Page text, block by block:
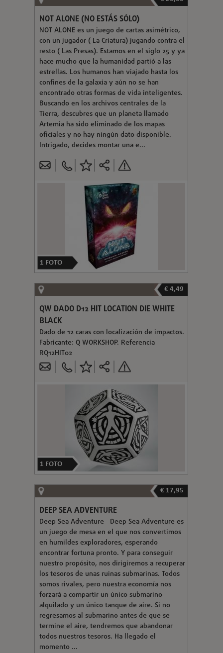
NOT ALONE (NO ESTÁS SÓLO)
NOT ALONE es un juego de cartas asimétrico,
con un jugador ( La Criatura) jugando contra el
resto ( Las Presas). Estamos en el siglo 25 y ya
hace mucho que la humanidad partió a las
estrellas. Los humanos han viajado hasta los
confines de la galaxia y aún no se han
encontrado otras formas de vida inteligentes.
Buscando en los archivos centrales de la
Tierra, descubres que un planeta llamado
Artemia ha sido eliminado de los mapas
oficiales y no hay ningún dato disponible.
Intrigado, decides montar una e...
1 FOTO
€ 4,49
QW DADO D12 HIT LOCATION DIE WHITE
BLACK
Dado de 12 caras con localización de impactos.
Fabricante: Q WORKSHOP. Referencia
RQ12HIT02
1 FOTO
€ 17,95
DEEP SEA ADVENTURE
Deep Sea Adventure Deep Sea Adventure es
un juego de mesa en el que nos convertimos
en humildes exploradores, esperando
encontrar fortuna pronto. Y para conseguir
nuestro propósito, nos dirigiremos a recuperar
los tesoros de unas ruinas submarinas. Todos
somos rivales, pero nuestra economía nos
forzará a compartir un único submarino
alquilado y un único tanque de aire. Si no
regresamos al submarino antes de que se
termine el aire, tendremos que abandonar
todos nuestros tesoros. Ha llegado el
momento ...